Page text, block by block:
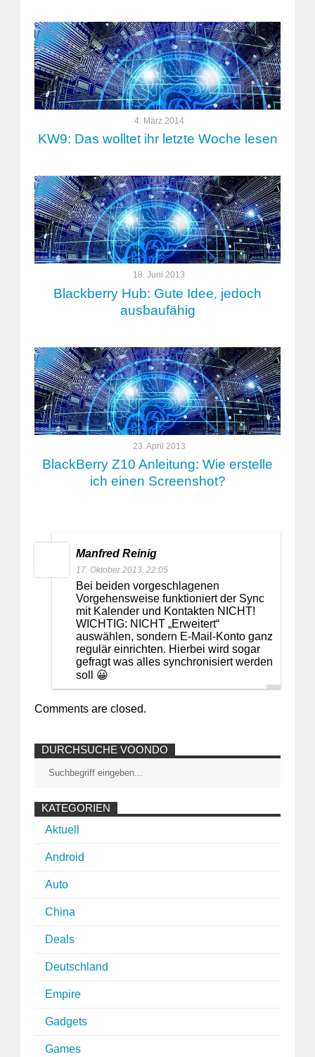
4. März 2014
KW9: Das wolltet ihr letzte Woche lesen
18. Juni 2013
Blackberry Hub: Gute Idee, jedoch
ausbaufähig
23. April 2013
BlackBerry Z10 Anleitung: Wie erstelle
ich einen Screenshot?
Manfred Reinig
17. Oktober 2013, 22:05
Bei beiden vorgeschlagenen
Vorgehensweise funktioniert der Sync
mit Kalender und Kontakten NICHT!
WICHTIG: NICHT „Erweitert“
auswählen, sondern E-Mail-Konto ganz
regulär einrichten. Hierbei wird sogar
gefragt was alles synchronisiert werden
soll 😀
Comments are closed.
DURCHSUCHE VOONDO
KATEGORIEN
Aktuell
Android
Auto
China
Deals
Deutschland
Empire
Gadgets
Games